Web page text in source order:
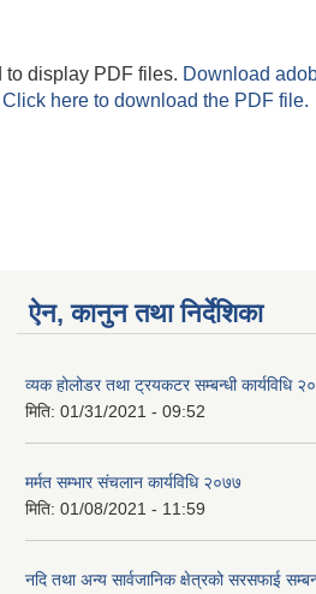
to display PDF files. Download
Click here to download the PDF file.
ऐन, कानुन तथा निर्देशिका
व्यक होलोडर तथा ट्रयकटर सम्बन्धी कार्यविधि
मिति: 01/31/2021 - 09:52
मर्मत सम्भार संचलान कार्यविधि २०७७
मिति: 01/08/2021 - 11:59
नदि तथा अन्य सार्वजानिक क्षेत्रको सरसफाई